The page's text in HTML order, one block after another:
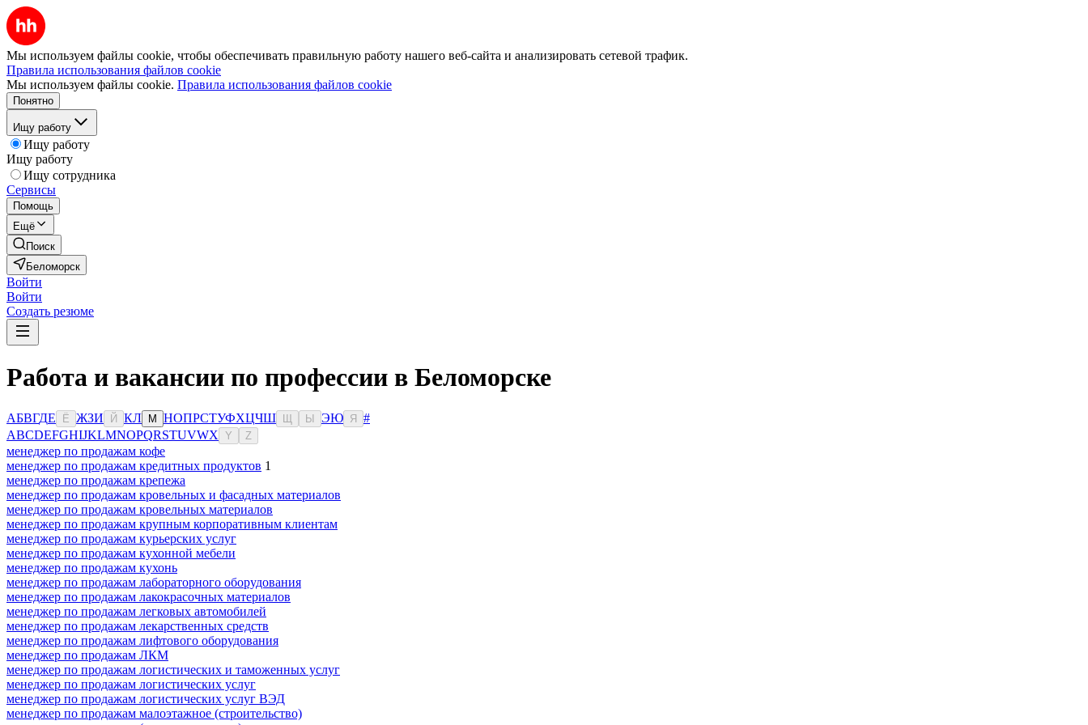
Мы используем файлы cookie, чтобы обеспечивать правильную работу нашего веб-сайта и анализировать сетевой трафик.
Правила использования файлов cookie
Мы используем файлы cookie. Правила использования файлов cookie
Понятно
Ищу работу
Ищу работу
Ищу работу
Ищу сотрудника
Сервисы
Помощь
Ещё
Поиск
Беломорск
Войти
Войти
Создать резюме
Работа и вакансии по профессии в Беломорске
АБВГДЕ Ё ЖЗИ Й КЛ М НОПРСТУФХЦЧШ Ы ЭЮ Я
#
ABCDEFGHIJKLMNOPQRSTUVWX Y Z
менеджер по продажам кофе
менеджер по продажам кредитных продуктов 1
менеджер по продажам крепежа
менеджер по продажам кровельных и фасадных материалов
менеджер по продажам кровельных материалов
менеджер по продажам крупным корпоративным клиентам
менеджер по продажам курьерских услуг
менеджер по продажам кухонной мебели
менеджер по продажам кухонь
менеджер по продажам лабораторного оборудования
менеджер по продажам лакокрасочных материалов
менеджер по продажам легковых автомобилей
менеджер по продажам лекарственных средств
менеджер по продажам лифтового оборудования
менеджер по продажам ЛКМ
менеджер по продажам логистических и таможенных услуг
менеджер по продажам логистических услуг
менеджер по продажам логистических услуг ВЭД
менеджер по продажам малоэтажное (строительство)